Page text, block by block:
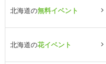
北海道の無料イベント
北海道の花イベント